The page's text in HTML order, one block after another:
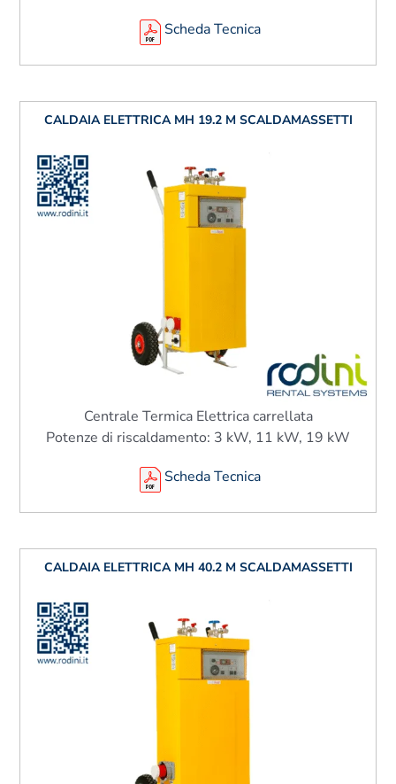
Scheda Tecnica
CALDAIA ELETTRICA MH 19.2 M SCALDAMASSETTI
Centrale Termica Elettrica carrellata
Potenze di riscaldamento: 3 kW, 11 kW, 19 kW
Scheda Tecnica
CALDAIA ELETTRICA MH 40.2 M SCALDAMASSETTI